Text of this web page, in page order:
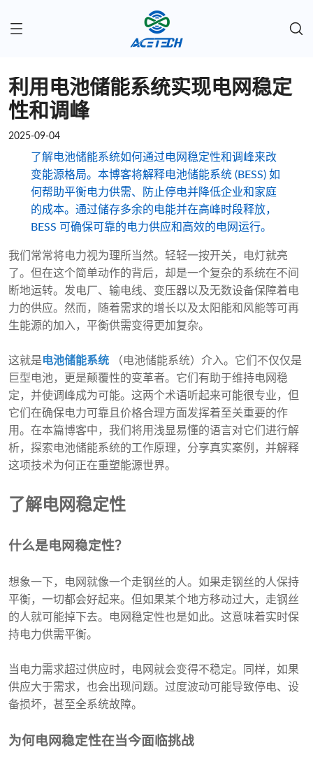
利用电池储能系统实现电网稳定
性和调峰
2025-09-04
了解电池储能系统如何通过电网稳定性和调峰来改
变能源格局。本博客将解释电池储能系统 (BESS) 如
何帮助平衡电力供需、防止停电并降低企业和家庭
的成本。通过储存多余的电能并在高峰时段释放，
BESS 可确保可靠的电力供应和高效的电网运行。
我们常常将电力视为理所当然。轻轻一按开关，电灯就亮
了。但在这个简单动作的背后，却是一个复杂的系统在不间
断地运转。发电厂、输电线、变压器以及无数设备保障着电
力的供应。然而，随着需求的增长以及太阳能和风能等可再
生能源的加入，平衡供需变得更加复杂。
这就是电池储能系统 （电池储能系统）介入。它们不仅仅是
巨型电池，更是颠覆性的变革者。它们有助于维持电网稳
定，并使调峰成为可能。这两个术语听起来可能很专业，但
它们在确保电力可靠且价格合理方面发挥着至关重要的作
用。在本篇博客中，我们将用浅显易懂的语言对它们进行解
析，探索电池储能系统的工作原理，分享真实案例，并解释
这项技术为何正在重塑能源世界。
了解电网稳定性
什么是电网稳定性？
想象一下，电网就像一个走钢丝的人。如果走钢丝的人保持
平衡，一切都会好起来。但如果某个地方移动过大，走钢丝
的人就可能掉下去。电网稳定性也是如此。这意味着实时保
持电力供需平衡。
当电力需求超过供应时，电网就会变得不稳定。同样，如果
供应大于需求，也会出现问题。过度波动可能导致停电、设
备损坏，甚至全系统故障。
为何电网稳定性在当今面临挑战